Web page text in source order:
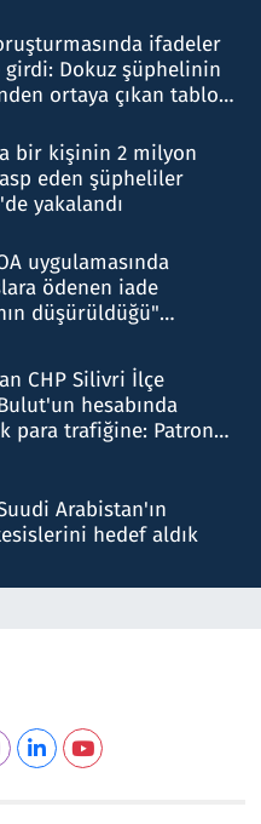
ifadeler
Dokuz şüphelinin
ortaya çıkan tablo
bir kişinin 2 milyon
eden şüpheliler
yakalandı
uygulamasında
ödenen iade
düşürüldüğü"
CHP Silivri İlçe
hesabında
para trafiğine: Patron
Arabistan'ın
hedef aldık